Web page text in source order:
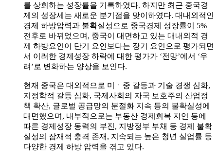
를 상회하는 성장률을 기록하였다. 하지만 최근 중국경
제의 성장세는 새로운 분기점을 맞이하였다. 대내외적인
경제 하방압력과 불확실성으로 중국경제 성장률이 5%
전후로 바뀌었으며, 중국이 대면하고 있는 대내외적 경
제 하방요인이 단기 요인보다는 장기 요인으로 평가되면
서 이러한 경제성장 하락에 대한 평가가 ‘전망’에서 ‘우
려’로 변화하는 양상을 보인다.
현재 중국은 대외적으로 미ㆍ중 갈등과 기술 경쟁 심화,
지정학적 갈등 심화, 국제사회의 자국 보호주의 산업정
책 확산, 글로벌 공급망의 분절화 지속 등의 불확실성에
대면했으며, 내부적으로는 부동산 경제회복 지연 등에
따른 경제성장 동력의 부진, 지방정부 부채 등 경제 불확
실성의 잠재적 충격 존재, 지속되는 높은 청년 실업률 등
다양한 경제 하방 압력을 겪고 있다.